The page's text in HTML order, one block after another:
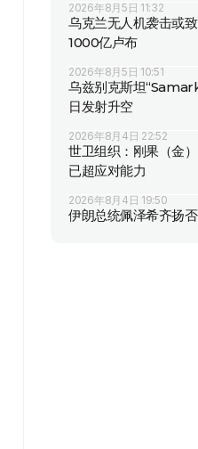
2026年8月5日 11:32
乌克兰无人机袭击或
1000亿卢布
2026年8月5日 10:51
乌兹别克斯坦
日发射升空
2026年8月4日 22:52
世卫组织：刚果（金
已超应对能力
2026年8月4日 19:50
伊朗总统佩泽希齐扬